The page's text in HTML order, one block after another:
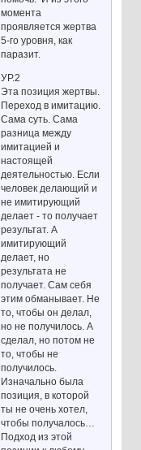
момента
проявляется жертва
5-го уровня, как
паразит.
УР.2
Эта позиция жертвы.
Переход в имитацию.
Сама суть. Сама
разница между
имитацией и
настоящей
деятельностью. Если
человек делающий и
не имитирующий
делает - то получает
результат. А
имитирующий
делает, но
результата не
получает. Сам себя
этим обманывает. Не
то, чтобы он делал,
но не получилось. А
сделал, но потом не
то, чтобы не
получилось.
Изначально была
позиция, в которой
ты не очень хотел,
чтобы получалось…
Подход из этой